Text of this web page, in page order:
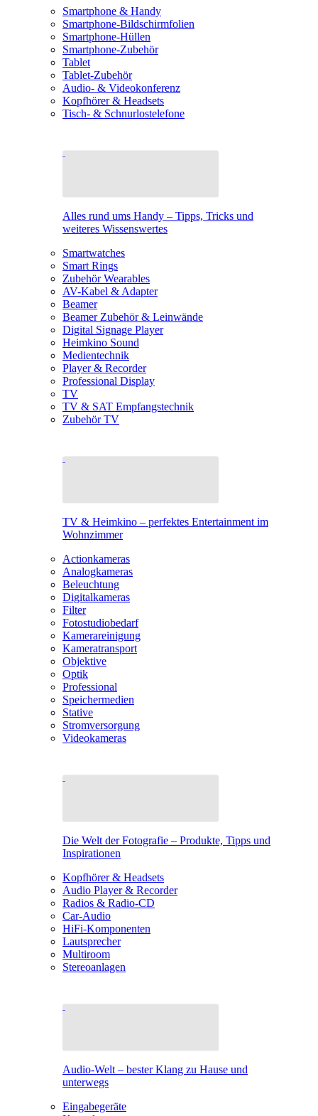
Smartphone & Handy
Smartphone-Bildschirmfolien
Smartphone-Hüllen
Smartphone-Zubehör
Tablet
Tablet-Zubehör
Audio- & Videokonferenz
Kopfhörer & Headsets
Tisch- & Schnurlostelefone
Alles rund ums Handy – Tipps, Tricks und
weiteres Wissenswertes
Smartwatches
Smart Rings
Zubehör Wearables
AV-Kabel & Adapter
Beamer
Beamer Zubehör & Leinwände
Digital Signage Player
Heimkino Sound
Medientechnik
Player & Recorder
Professional Display
TV
TV & SAT Empfangstechnik
Zubehör TV
TV & Heimkino – perfektes Entertainment im
Wohnzimmer
Actionkameras
Analogkameras
Beleuchtung
Digitalkameras
Filter
Fotostudiobedarf
Kamerareinigung
Kameratransport
Objektive
Optik
Professional
Speichermedien
Stative
Stromversorgung
Videokameras
Die Welt der Fotografie – Produkte, Tipps und
Inspirationen
Kopfhörer & Headsets
Audio Player & Recorder
Radios & Radio-CD
Car-Audio
HiFi-Komponenten
Lautsprecher
Multiroom
Stereoanlagen
Audio-Welt – bester Klang zu Hause und
unterwegs
Eingabegeräte